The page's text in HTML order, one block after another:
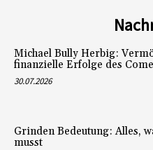
Michael Bully Herbig:
finanzielle Erfolge des
30.07.2026
Grinden Bedeutung: Alles,
musst